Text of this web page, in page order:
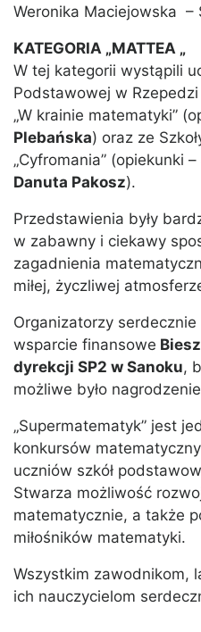
Weronika Maciejowska –
KATEGORIA „MATTEA „
W tej kategorii wystąpili
Podstawowej w
„W krainie matematyki”
Plebańska) oraz ze
„Cyfromania” (opiekunki –
Danuta Pakosz).
Przedstawienia były
w zabawny i ciekawy
zagadnienia
miłej, życzliwej
Organizatorzy
wsparcie finansowe
dyrekcji SP2 w Sanoku,
możliwe było
„Supermatematyk” jest
konkursów
uczniów szkół
Stwarza możliwość
matematycznie, a także
miłośników matematyki.
Wszystkim zawodnikom,
ich nauczycielom